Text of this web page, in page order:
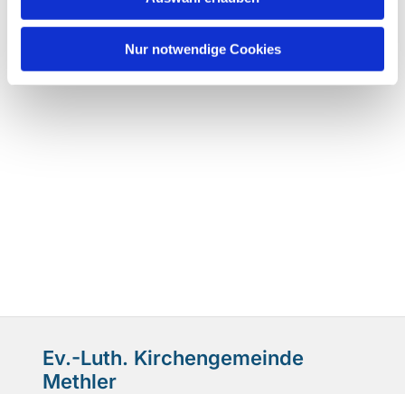
Nur notwendige Cookies
Ev.-Luth. Kirchengemeinde
Methler